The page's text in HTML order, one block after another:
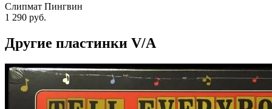
Слипмат Пингвин
1 290 руб.
Другие пластинки V/A